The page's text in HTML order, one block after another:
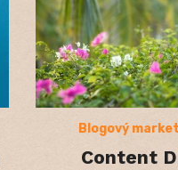
Blogový
Content